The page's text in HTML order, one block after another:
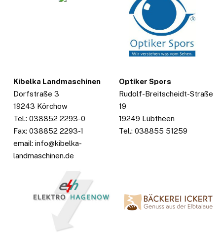
Kibelka Landmaschinen
Dorfstraße 3
19243 Körchow
Tel.: 038852 2293-0
Fax: 038852 2293-1
email: info@kibelka-
landmaschinen.de
Optiker Spors
Rudolf-Breitscheidt-Straße
19
19249 Lübtheen
Tel.: 038855 51259